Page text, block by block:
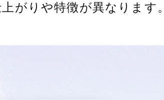
がりや特徴が異なります。